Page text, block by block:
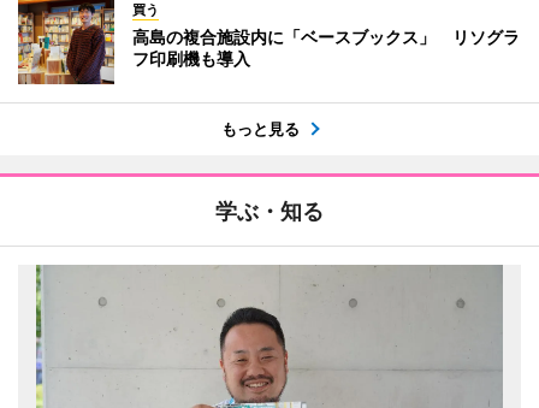
買う
高島の複合施設内に「ベースブックス」 リソグラ
フ印刷機も導入
もっと見る
学ぶ・知る